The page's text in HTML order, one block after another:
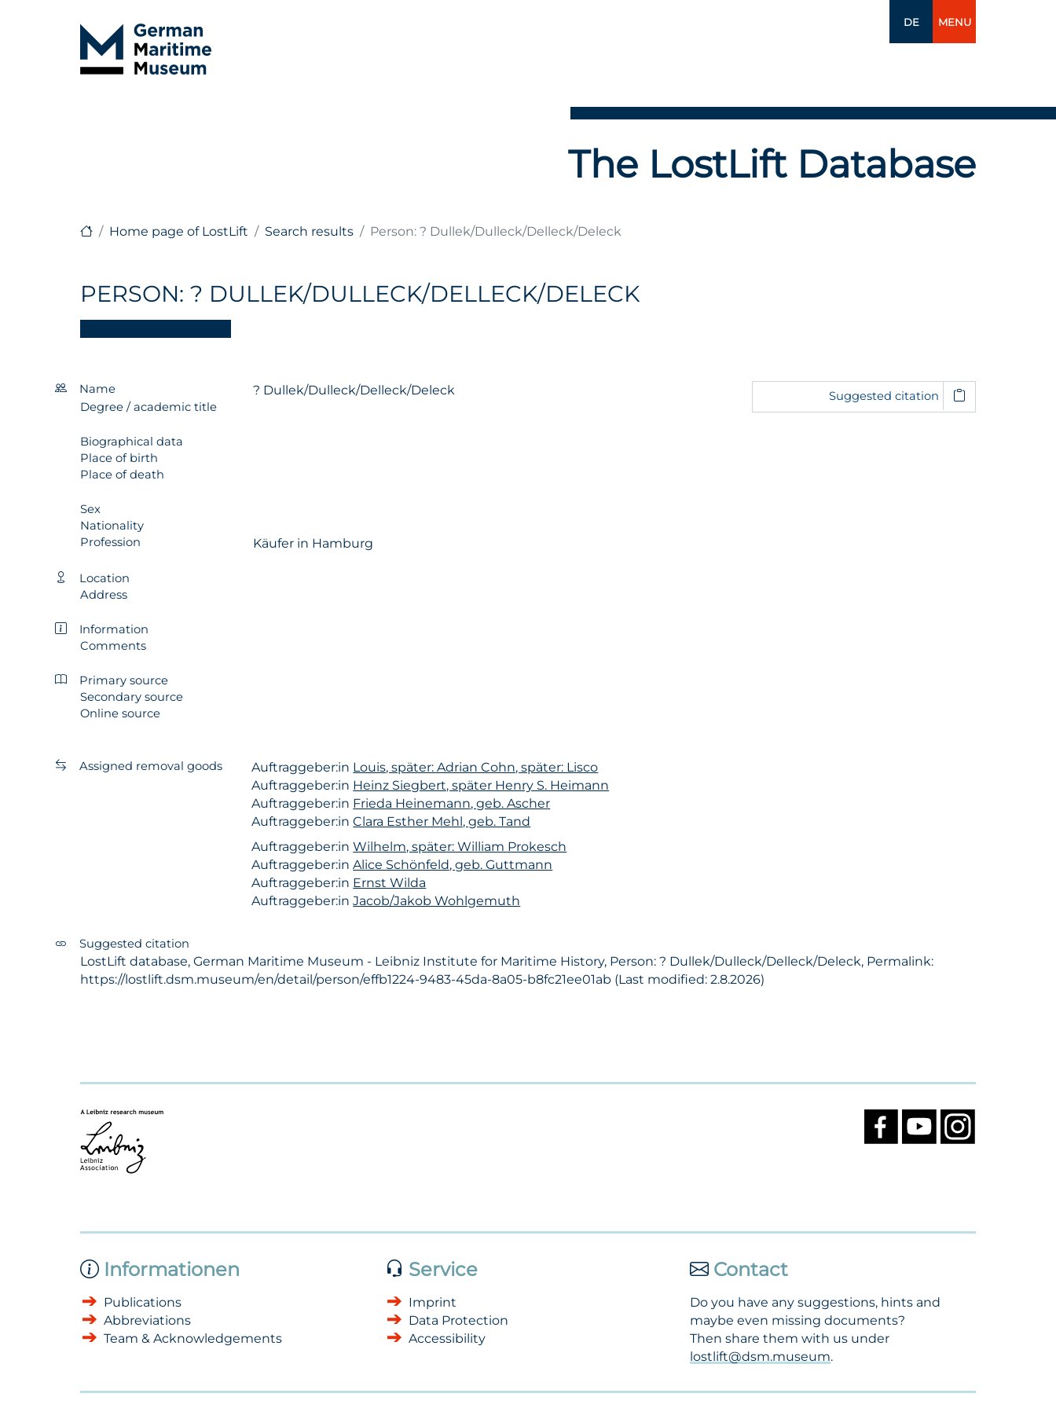
DE MENU
The LostLift Database
Home page of LostLift Search results Person: ? Dullek/Dulleck/Delleck/Deleck
PERSON: ? DULLEK/DULLECK/DELLECK/DELECK
Name ? Dullek/Dulleck/Delleck/Deleck
Degree / academic title
Biographical data
Place of birth
Place of death
Sex
Nationality
Profession
Käufer in Hamburg
Location
Address
Suggested citation
Information
Comments
Primary source
Secondary source
Online source
Assigned removal goods Auftraggeber:in Louis, später: Adrian Cohn, später: Lisco
Auftraggeber:in Heinz Siegbert, später Henry S. Heimann
Auftraggeber:in Frieda Heinemann, geb. Ascher
Auftraggeber:inClara Esther Mehl, geb. Tand
Auftraggeber:inWilhelm, später: William Prokesch
Auftraggeber:inAlice Schönfeld, geb. Guttmann
Auftraggeber:in Ernst Wilda
Auftraggeber:inJacob/Jakob Wohlgemuth
Suggested citation
LostLift database, German Maritime Museum - Leibniz Institute for Maritime History, Person: ? Dullek/Dulleck/Delleck/Deleck, Permalink:
https://lostlift.dsm.museum/en/detail/person/effb1224-9483-45da-8a05-b8fc21ee01ab (Last modified: 2.8.2026)
Informationen
Publications
Abbreviations
Team & Acknowledgements
Service
Imprint
Data Protection
Accessibility
Contact
Do you have any suggestions, hints and
maybe even missing documents?
Then share them with us under
lostlift@dsm.museum.